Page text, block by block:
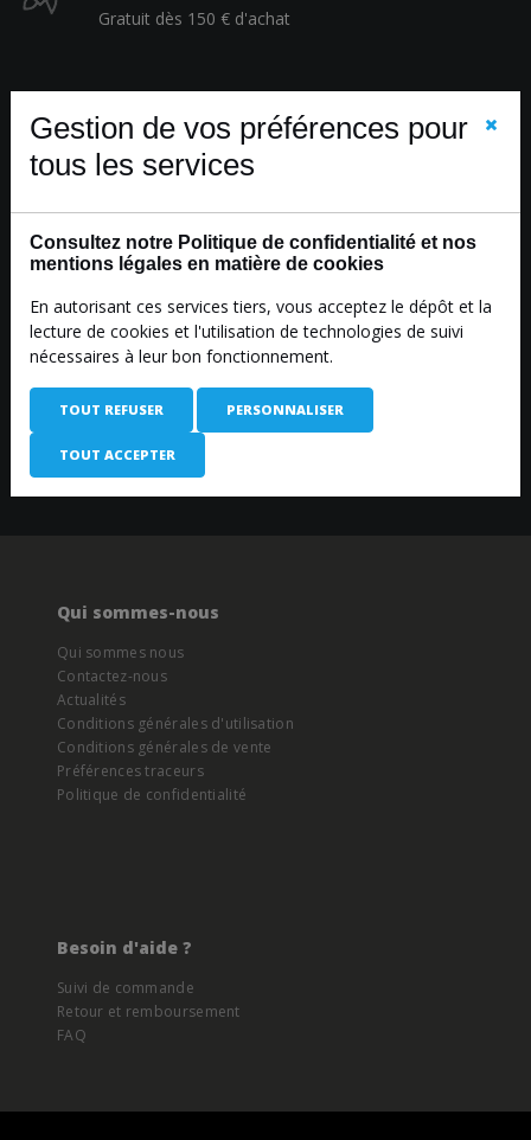
Gratuit dès 150 € d'achat
Garantie « Retours »
Paiement sécurisé
À votre écoute
Qui sommes-nous
Qui sommes nous
Contactez-nous
Actualités
Conditions générales d'utilisation
Conditions générales de vente
Préférences traceurs
Politique de confidentialité
Besoin d'aide ?
Suivi de commande
Retour et remboursement
FAQ
Gestion de vos préférences pour
tous les services
Consultez notre Politique de confidentialité et nos
mentions légales en matière de cookies
En autorisant ces services tiers, vous acceptez le dépôt et la
lecture de cookies et l'utilisation de technologies de suivi
nécessaires à leur bon fonctionnement.
TOUT REFUSER PERSONNALISER
TOUT ACCEPTER